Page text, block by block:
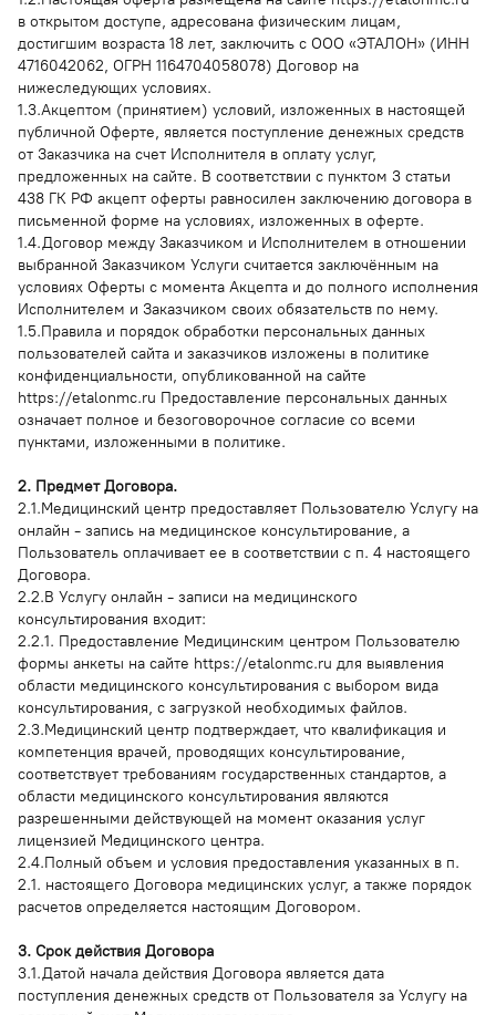
в открытом доступе, адресована физическим лицам,
достигшим возраста 18 лет, заключить с ООО «ЭТАЛОН» (ИНН
4716042062, ОГРН 1164704058078) Договор на
нижеследующих условиях.
1.3.Акцептом (принятием) условий, изложенных в настоящей
публичной Оферте, является поступление денежных средств
от Заказчика на счет Исполнителя в оплату услуг,
предложенных на сайте. В соответствии с пунктом 3 статьи
438 ГК РФ акцепт оферты равносилен заключению договора в
письменной форме на условиях, изложенных в оферте.
1.4.Договор между Заказчиком и Исполнителем в отношении
выбранной Заказчиком Услуги считается заключённым на
условиях Оферты с момента Акцепта и до полного исполнения
Исполнителем и Заказчиком своих обязательств по нему.
1.5.Правила и порядок обработки персональных данных
пользователей сайта и заказчиков изложены в политике
конфиденциальности, опубликованной на сайте
https://etalonmc.ru Предоставление персональных данных
означает полное и безоговорочное согласие со всеми
пунктами, изложенными в политике.
2. Предмет Договора.
2.1.Медицинский центр предоставляет Пользователю Услугу на
онлайн - запись на медицинское консультирование, а
Пользователь оплачивает ее в соответствии с п. 4 настоящего
Договора.
2.2.В Услугу онлайн - записи на медицинского
консультирования входит:
2.2.1. Предоставление Медицинским центром Пользователю
формы анкеты на сайте https://etalonmc.ru для выявления
области медицинского консультирования с выбором вида
консультирования, с загрузкой необходимых файлов.
2.3.Медицинский центр подтверждает, что квалификация и
компетенция врачей, проводящих консультирование,
соответствует требованиям государственных стандартов, а
области медицинского консультирования являются
разрешенными действующей на момент оказания услуг
лицензией Медицинского центра.
2.4.Полный объем и условия предоставления указанных в п.
2.1. настоящего Договора медицинских услуг, а также порядок
расчетов определяется настоящим Договором.
3. Срок действия Договора
3.1.Датой начала действия Договора является дата
поступления денежных средств от Пользователя за Услугу на